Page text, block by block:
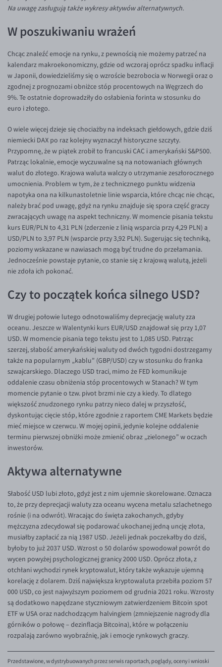
Inne pary walutowe
CAD/PLN
CNY/PLN
HKD/PLN
HUF/PLN
JPY/PLN
NZD/PLN
RON/PLN
SGD/PLN
TRY/PLN
ZAR/PLN
EUR/USD
EUR/GBP
EUR/CHF
EUR/DKK
EUR/NOK
EUR/SEK
EUR/AUD
EUR/BGN
EUR/CAD
EUR/CNY
EUR/HKD
EUR/HUF
EUR/ILS
EUR/SGD
EUR/TRY
EUR/ZAR
GBP/USD
USD/CHF
GBP/CHF
Aplikacja mobilna
Pomoc
Pomoc
FAQ
Konto i opłaty
Wymiana walut
Przelewy zagraniczne
Słowniczek
Poradnik
Kontakt
Dla mediów
Na uwagę zasługują także wykresy aktywów alternatywnych.
W poszukiwaniu wrażeń
Chcąc znaleźć emocje na rynku, z pewnością nie możemy patrzeć na
kalendarz makroekonomiczny, gdzie od wczoraj oprócz spadku inflacji
w Japonii, dowiedzieliśmy się o wzroście bezrobocia w Norwegii oraz o
zgodnej z prognozami obniżce stóp procentowych na Węgrzech do
9%. Te ostatnie doprowadziły do osłabienia forinta w stosunku do
euro i złotego.
O wiele więcej dzieje się chociażby na indeksach giełdowych, gdzie dziś
niemiecki DAX po raz kolejny wyznaczył historyczne szczyty.
Przypomnę, że w piątek zrobił to francuski CAC i amerykański S&P500.
Patrząc lokalnie, emocje wyczuwalne są na notowaniach głównych
walut do złotego. Krajowa waluta walczy o utrzymanie zeszłorocznego
umocnienia. Problem w tym, że z technicznego punktu widzenia
napotyka ona na kilkunastoletnie linie wsparcia, które chcąc nie chcąc,
należy brać pod uwagę, gdyż na rynku znajduje się spora część graczy
zwracających uwagę na aspekt techniczny. W momencie pisania tekstu
kurs EUR/PLN to 4,31 PLN (zderzenie z linią wsparcia przy 4,29 PLN) a
USD/PLN to 3,97 PLN (wsparcie przy 3,92 PLN). Sugerując się techniką,
poziomy wskazane w nawiasach mogą być trudne do przełamania.
Jednocześnie powstaje pytanie, co stanie się z krajową walutą, jeżeli
nie zdoła ich pokonać.
Czy to początek końca silnego USD?
W drugiej połowie lutego odnotowaliśmy deprecjację waluty zza
oceanu. Jeszcze w Walentynki kurs EUR/USD znajdował się przy 1,07
USD. W momencie pisania tego tekstu jest to 1,085 USD. Patrząc
szerzej, słabość amerykańskiej waluty od dwóch tygodni dostrzegamy
także na popularnym „kablu” (GBP/USD) czy w stosunku do franka
szwajcarskiego. Dlaczego USD traci, mimo że FED komunikuje
oddalenie czasu obniżenia stóp procentowych w Stanach? W tym
momencie pytanie o tzw. pivot brzmi nie czy a kiedy. To dlatego
większość znudzonego rynku patrzy nieco dalej w przyszłość,
dyskontując cięcie stóp, które zgodnie z raportem CME Markets będzie
mieć miejsce w czerwcu. W mojej opinii, jedynie kolejne oddalenie
terminu pierwszej obniżki może zmienić obraz „zielonego” w oczach
inwestorów.
Aktywa alternatywne
Słabość USD lubi złoto, gdyż jest z nim ujemnie skorelowane. Oznacza
to, że przy deprecjacji waluty zza oceanu wycena metalu szlachetnego
rośnie (i na odwrót). Wracając do święta zakochanych, gdyby
mężczyzna zdecydował się podarować ukochanej jedną uncję złota,
musiałby zapłacić za nią 1987 USD. Jeżeli jednak poczekałby do dziś,
byłoby to już 2037 USD. Wzrost o 50 dolarów spowodował powrót do
wycen powyżej psychologicznej granicy 2000 USD. Oprócz złota, z
otchłani wychodzi rynek kryptowalut, który także wykazuje ujemną
korelację z dolarem. Dziś największa kryptowaluta przebiła poziom 57
000 USD, co jest najwyższym poziomem od grudnia 2021 roku. Wzrosty
są dodatkowo napędzane styczniowym zatwierdzeniem Bitcoin spot
ETF w USA oraz nadchodzącym halvingiem (zmniejszenie nagrody dla
górników o połowę – dezinflacja Bitcoina), które w połączeniu
rozpalają zarówno wyobraźnię, jak i emocje rynkowych graczy.
Przedstawione, w dystrybuowanych przez serwis raportach, poglądy, oceny i wnioski